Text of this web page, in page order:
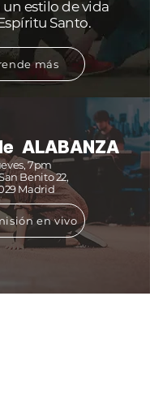
un estilo de vida
Santo.
más
ALABANZA
7pm
Benito 22,
Madrid
en vivo